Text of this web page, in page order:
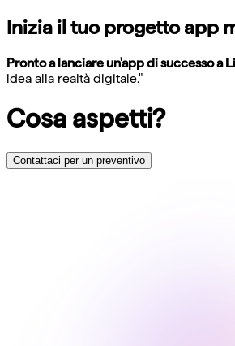
Inizia il tuo progetto app
Pronto a lanciare un'app di successo a
idea alla realtà digitale."
Cosa aspetti?
Contattaci per un preventivo